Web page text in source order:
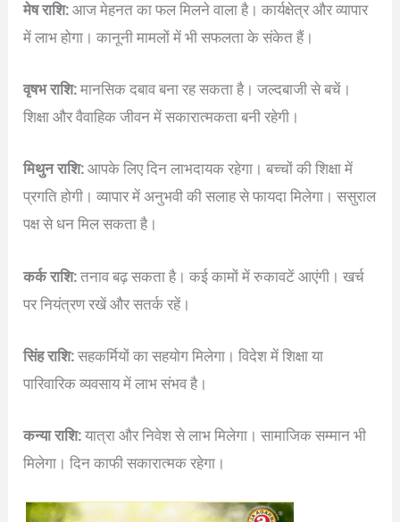
मेष राशि: आज मेहनत का फल मिलने वाला है। कार्यक्षेत्र और व्यापार
में लाभ होगा। कानूनी मामलों में भी सफलता के संकेत हैं।
वृषभ राशि: मानसिक दबाव बना रह सकता है। जल्दबाजी से बचें।
शिक्षा और वैवाहिक जीवन में सकारात्मकता बनी रहेगी।
मिथुन राशि: आपके लिए दिन लाभदायक रहेगा। बच्चों की शिक्षा में
प्रगति होगी। व्यापार में अनुभवी की सलाह से फायदा मिलेगा। ससुराल
पक्ष से धन मिल सकता है।
कर्क राशि: तनाव बढ़ सकता है। कई कामों में रुकावटें आएंगी। खर्च
पर नियंत्रण रखें और सतर्क रहें।
सिंह राशि: सहकर्मियों का सहयोग मिलेगा। विदेश में शिक्षा या
पारिवारिक व्यवसाय में लाभ संभव है।
कन्या राशि: यात्रा और निवेश से लाभ मिलेगा। सामाजिक सम्मान भी
मिलेगा। दिन काफी सकारात्मक रहेगा।